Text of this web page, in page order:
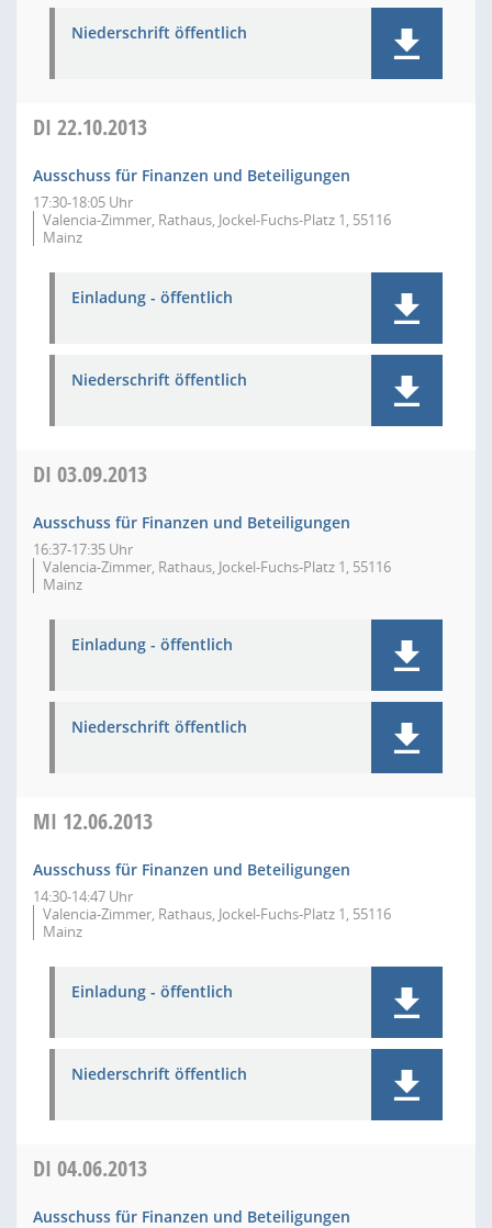
Niederschrift öffentlich
DI 22.10.2013
Ausschuss für Finanzen und Beteiligungen
17:30-18:05 Uhr
Valencia-Zimmer, Rathaus, Jockel-Fuchs-Platz 1, 55116
Mainz
Einladung - öffentlich
Niederschrift öffentlich
DI 03.09.2013
Ausschuss für Finanzen und Beteiligungen
16:37-17:35 Uhr
Valencia-Zimmer, Rathaus, Jockel-Fuchs-Platz 1, 55116
Mainz
Einladung - öffentlich
Niederschrift öffentlich
MI 12.06.2013
Ausschuss für Finanzen und Beteiligungen
14:30-14:47 Uhr
Valencia-Zimmer, Rathaus, Jockel-Fuchs-Platz 1, 55116
Mainz
Einladung - öffentlich
Niederschrift öffentlich
DI 04.06.2013
Ausschuss für Finanzen und Beteiligungen